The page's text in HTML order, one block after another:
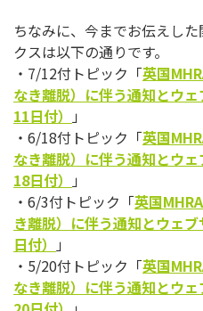
ちなみに、今までお伝えし
クスは以下の通りです。
・7/12付トピック「英国
なき離脱）に伴う通知とウ
11日付）
」
・6/18付トピック「英国
なき離脱）に伴う通知とウ
18日付）
」
・6/3付トピック「英国
き離脱）に伴う通知とウェ
日付）
」
・5/20付トピック「英国
なき離脱）に伴う通知とウ